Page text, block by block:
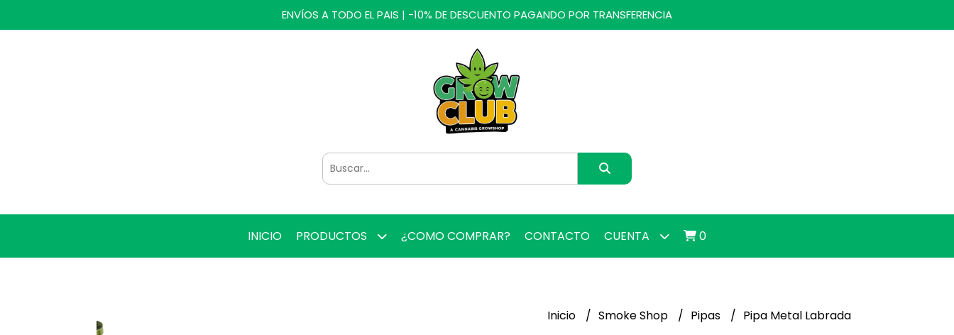
ENVÍOS A TODO EL PAIS | -10% DE DESCUENTO PAGANDO POR TRANSFERENCIA
INICIO PRODUCTOS ¿COMO COMPRAR? CONTACTO CUENTA 0
Inicio Smoke Shop Pipas Pipa Metal Labrada